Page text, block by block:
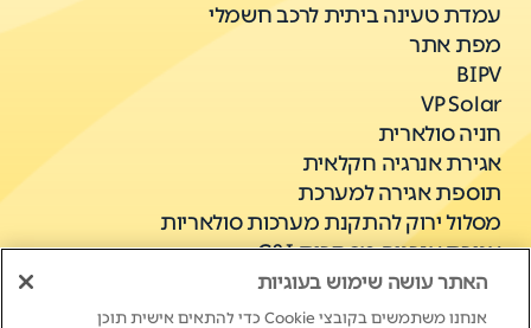
עמדת טעינה ביתית לרכב חשמלי
מפת אתר
BIPV
VP Solar
חניה סולארית
אגירת אנרגיה חקלאית
תוספת אגירה למערכת
מסלול ירוק להתקנת מערכות סולאריות
אגירת אנרגיה מסחרית C&I
האתר עושה שימוש בעוגיות
אנחנו משתמשים בקובצי Cookie כדי להתאים אישית תוכן